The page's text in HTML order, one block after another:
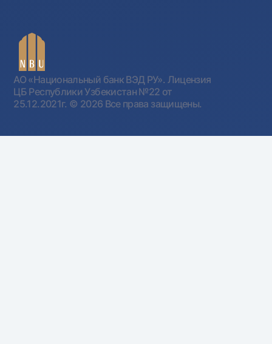
АО «Национальный банк ВЭД РУ». Лицензия
ЦБ Республики Узбекистан №22 от
25.12.2021г. © 2026 Все права защищены.